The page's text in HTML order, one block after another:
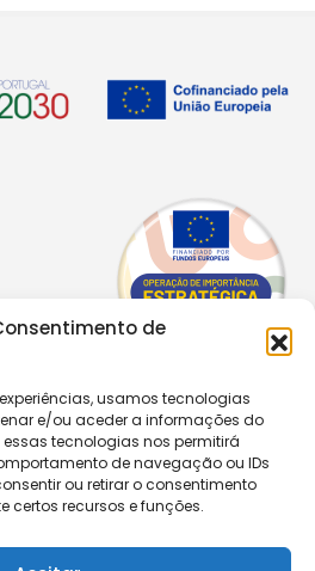
de
usamos tecnologias
e/ou aceder a informações do
tecnologias nos permitirá
de navegação ou IDs
ou retirar o consentimento
recursos e funções.
de Comunicação Digital
PPPDPAECM|PPRCIC
CONTACTOS